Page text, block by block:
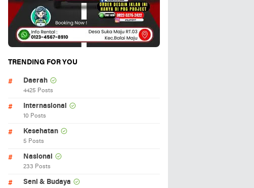
TRENDING FOR YOU
Daerah
4425 Posts
Internasional
10 Posts
Kesehatan
5 Posts
Nasional
233 Posts
Seni & Budaya